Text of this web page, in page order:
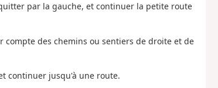
par la gauche, et continuer la petite route
compte des chemins ou sentiers de droite et de
continuer jusqu'à une route.